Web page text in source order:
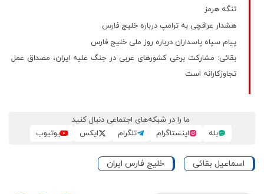
تنگه هرمز
هشدار عراقچی به ترامپ درباره خلیج فارس
پیام سپاه پاسداران درباره روز ملی خلیج فارس
بقائی: مشارکت برخی کشورهای عربی در جنگ علیه ایران، مصداق عمل
تجاوزکارانه است
ما را در شبکه‌های اجتماعی دنبال کنید
بله
اینستاگرام تلگرام ایکس یوتیوب
اسماعیل بقائی خلیج فارس ایران